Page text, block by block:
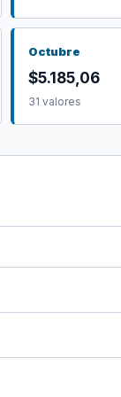
Octubre
$5.185,06
31 valores